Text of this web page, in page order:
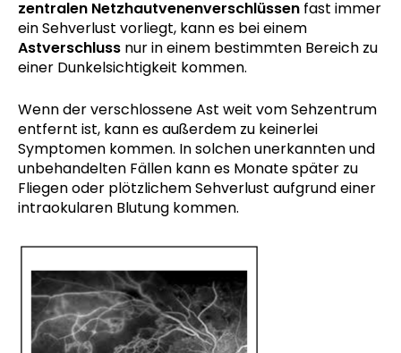
zentralen Netzhautvenenverschlüssen fast immer
ein Sehverlust vorliegt, kann es bei einem
Astverschluss nur in einem bestimmten Bereich zu
einer Dunkelsichtigkeit kommen.
Wenn der verschlossene Ast weit vom Sehzentrum
entfernt ist, kann es außerdem zu keinerlei
Symptomen kommen. In solchen unerkannten und
unbehandelten Fällen kann es Monate später zu
Fliegen oder plötzlichem Sehverlust aufgrund einer
intraokularen Blutung kommen.